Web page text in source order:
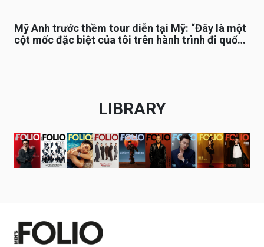
Mỹ Anh trước thềm tour diễn tại Mỹ: “Đây là một
cột mốc đặc biệt của tôi trên hành trình đi quốc
LIBRARY